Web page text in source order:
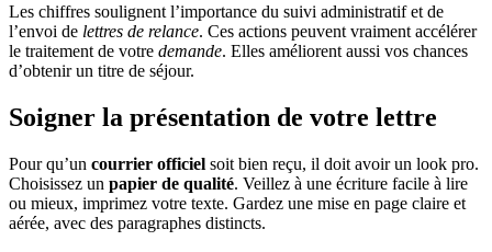
Les chiffres soulignent l’importance du suivi administratif et de
l’envoi de lettres de relance. Ces actions peuvent vraiment accélérer
le traitement de votre demande. Elles améliorent aussi vos chances
d’obtenir un titre de séjour.
Soigner la présentation de votre lettre
Pour qu’un courrier officiel soit bien reçu, il doit avoir un look pro.
Choisissez un papier de qualité. Veillez à une écriture facile à lire
ou mieux, imprimez votre texte. Gardez une mise en page claire et
aérée, avec des paragraphes distincts.